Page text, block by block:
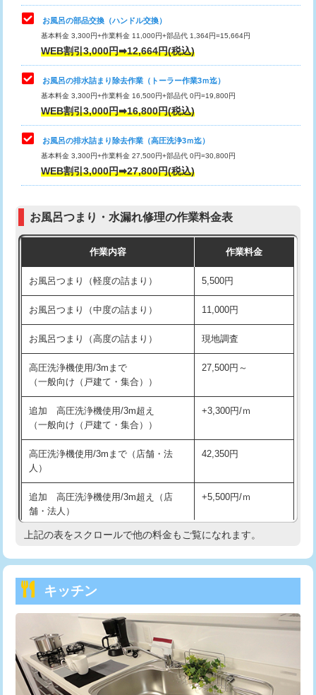
トイレタンク脱着
トイレ便器脱着
タンクレストイレ脱着 33,000円
小便器トイレ脱着
その他部品の脱着 8,800円～
交換・取付（タンク）
交換・取付（普通便座） 11,000円+材料費
交換・取付（温水洗浄便座） 16,500円+材料費
交換・取付(単水栓（壁付・デッキ
式）)
13,200円+材料費
交換・取付(混合水栓（壁付・デッキ
式・ワンホール）)
16,500円+材料費
交換・取付(排水栓・排水トラップ
（P/S/ポップアップ））
22,000円+材料費
交換・取付（その他部品） 11,000円+材料費
持込商品取付（単水栓） 13,200円
持込商品取付（混合水栓）
持込商品取付（浄水器・分岐水栓） 16,500円
持込商品取付（温水洗浄便座） 22,000円
持込商品取付（普通便座⇔温水洗浄便
22,000円
給水管工事※（ホール加工)
給水管工事※（バンド止め) 3,300円
給水管工事※（支持金具設置) 5,500円
給水管工事※（保温材使用（バンド止
5,500円
お風呂の部品交換（ハンドル交換）
基本料金 3,300円+作業料金 11,000円+部品代 1,364円=15,664円
WEB割引3,000円➡12,664円(税込)
お風呂の排水詰まり除去作業（トーラー作業3ｍ迄）
基本料金 3,300円+作業料金 16,500円+部品代 0円=19,800円
WEB割引3,000円➡16,800円(税込)
お風呂の排水詰まり除去作業（高圧洗浄3ｍ迄）
基本料金 3,300円+作業料金 27,500円+部品代 0円=30,800円
WEB割引3,000円➡27,800円(税込)
お風呂つまり・水漏れ修理の作業料金表
作業内容 作業料金
お風呂つまり（軽度の詰まり） 5,500円
お風呂つまり（中度の詰まり） 11,000円
お風呂つまり（高度の詰まり） 現地調査
高圧洗浄機使用/3mまで
（一般向け（戸建て・集合））
27,500円～
追加 高圧洗浄機使用/3m超え
（一般向け（戸建て・集合））
+3,300円/ｍ
高圧洗浄機使用/3mまで（店舗・法
人）
42,350円
追加 高圧洗浄機使用/3m超え（店
舗・法人）
+5,500円/ｍ
高度高圧洗浄換 現地調査
トーラー機使用/3mまで
追加トーラー機使用/3m超え +3,300円
カメラ調査 33,000円
桝清掃 8,800円
上記の表をスクロールで他の料金もご覧になれます。
キッチン